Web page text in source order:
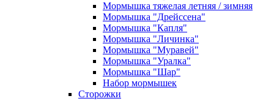
Мормышка тяжелая летняя / зимняя
Мормышка "Дрейссена"
Мормышка "Капля"
Мормышка "Личинка"
Мормышка "Муравей"
Мормышка "Уралка"
Мормышка "Шар"
Набор мормышек
Сторожки